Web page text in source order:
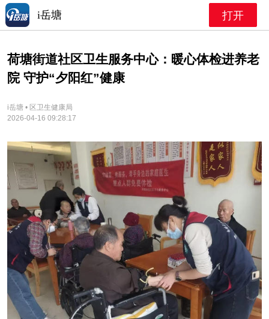
i岳塘 打开